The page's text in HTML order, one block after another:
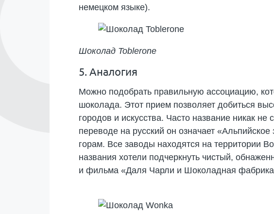
немецком языке).
Шоколад Toblerone
5. Аналогия
Можно подобрать правильную ассоциацию,
шоколада. Этот прием позволяет добиться
городов и искусства. Часто название никак
переводе на русский он означает
горам. Все заводы находятся на территории
названия хотели подчеркнуть чистый,
и фильма «Даля Чарли и Шоколадная